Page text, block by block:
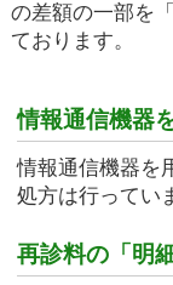
の差額の一部を
ております。
情報通信機器
情報通信機器を
処方は行ってい
再診料の「明